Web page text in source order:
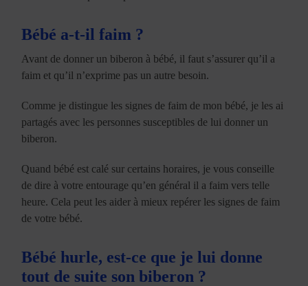
Bébé a-t-il faim ?
Avant de donner un biberon à bébé, il faut s’assurer qu’il a
faim et qu’il n’exprime pas un autre besoin.
Comme je distingue les signes de faim de mon bébé, je les ai
partagés avec les personnes susceptibles de lui donner un
biberon.
Quand bébé est calé sur certains horaires, je vous conseille
de dire à votre entourage qu’en général il a faim vers telle
heure. Cela peut les aider à mieux repérer les signes de faim
de votre bébé.
Bébé hurle, est-ce que je lui donne
tout de suite son biberon ?